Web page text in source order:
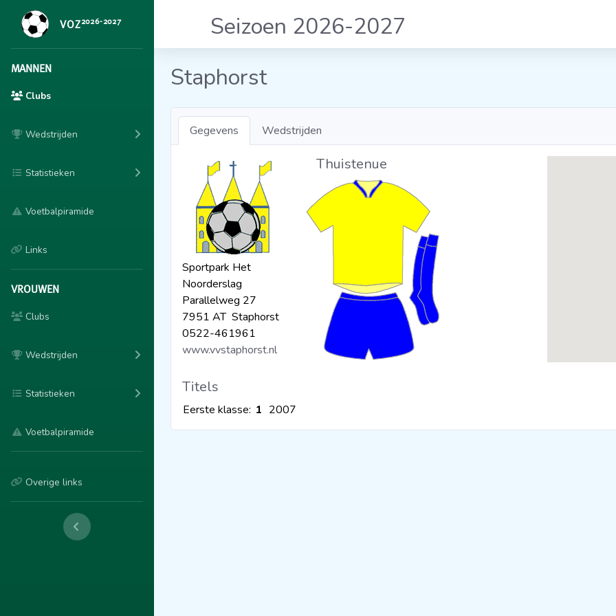
VOZ2026-2027
MANNEN
Clubs
Wedstrijden
Statistieken
Voetbalpiramide
Links
VROUWEN
Clubs
Wedstrijden
Statistieken
Voetbalpiramide
Overige links
Seizoen 2026-2027
Staphorst
Gegevens Wedstrijden
Sportpark Het
Noorderslag
Parallelweg 27
7951 AT Staphorst
0522-461961
www.vvstaphorst.nl
Thuistenue
Titels
Eerste klasse: 1 2007